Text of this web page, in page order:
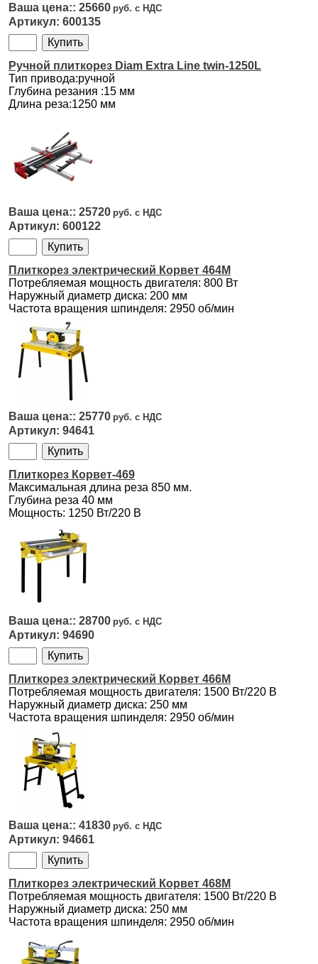
25660
600135
Ручной плиткорез Diam Extra Line twin-1250L
Тип привода:ручной
Глубина резания :15 мм
Длина реза:1250 мм
25720
600122
Плиткорез электрический Корвет 464М
Потребляемая мощность двигателя: 800 Вт
Наружный диаметр диска: 200 мм
Частота вращения шпинделя: 2950 об/мин
25770
94641
Плиткорез Корвет-469
Максимальная длина реза 850 мм.
Глубина реза 40 мм
Мощность: 1250 Вт/220 В
28700
94690
Плиткорез электрический Корвет 466М
Потребляемая мощность двигателя: 1500 Вт/220 В
Наружный диаметр диска: 250 мм
Частота вращения шпинделя: 2950 об/мин
41830
94661
Плиткорез электрический Корвет 468М
Потребляемая мощность двигателя: 1500 Вт/220 В
Наружный диаметр диска: 250 мм
Частота вращения шпинделя: 2950 об/мин